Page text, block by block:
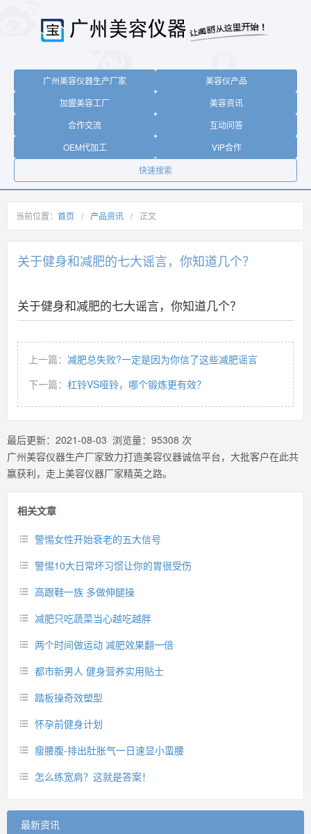
广州美容仪器生产厂家
美容仪产品
加盟美容工厂
美容资讯
合作交流
互动问答
OEM代加工
VIP合作
快速搜索
当前位置： 首页 / 产品资讯 / 正文
关于健身和减肥的七大谣言，你知道几个？
关于健身和减肥的七大谣言，你知道几个？
上一篇： 减肥总失败?一定是因为你信了这些减肥谣言
下一篇： 杠铃VS哑铃，哪个锻炼更有效？
最后更新： 2021-08-03 浏览量： 95308 次
广州美容仪器生产厂家致力打造美容仪器诚信平台，大批客户在此共
赢获利，走上美容仪器厂家精英之路。
相关文章
警惕女性开始衰老的五大信号
警惕10大日常坏习惯让你的胃很受伤
高跟鞋一族 多做伸腿操
减肥只吃蔬菜当心越吃越胖
两个时间做运动 减肥效果翻一倍
都市新男人 健身营养实用贴士
踏板操奇效塑型
怀孕前健身计划
瘦腰腹-排出肚胀气一日速显小蛮腰
怎么练宽肩？这就是答案！
最新资讯